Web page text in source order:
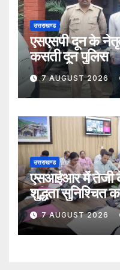
उत्तराखण्ड
एसएसपी दून के
कसती दून पुलिस
7 AUGUST 2026
उत्तराखण्ड
एसआईआर में तेजी के
शुद्धता सुनिश्चित
अभिनव शाह
7 AUGUST 2026